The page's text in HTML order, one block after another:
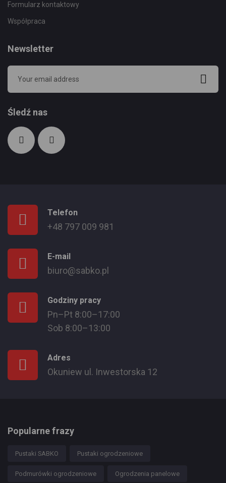
Formularz kontaktowy
Współpraca
Newsletter
Śledź nas
Telefon
+48 797 009 981
E-mail
biuro@sabko.pl
Godziny pracy
Pn–Pt 8:00–17:00
Sob 8:00–13:00
Adres
Okuniew ul. Inwestorska 12
Popularne frazy
Pustaki SABKO Pustaki ogrodzeniowe
Podmurówki ogrodzeniowe Ogrodzenia panelowe